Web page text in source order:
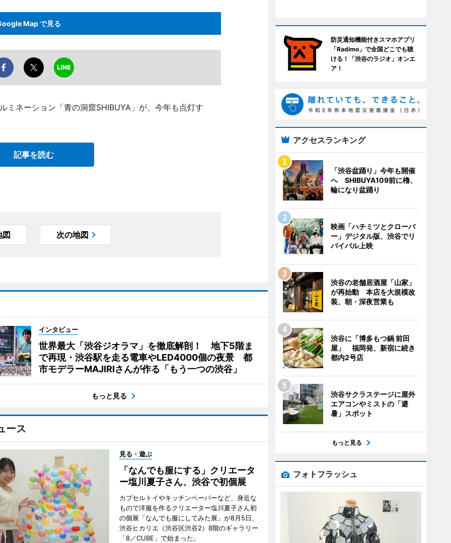
Map で見る
ミネーション「青の洞窟SHIBUYA」が、今年も点灯す
記事を読む
図 次の地図
インタビュー
世界最大「渋谷ジオラマ」を徹底解剖！ 地下5階ま
で再現・渋谷駅を走る電車やLED4000個の夜景 都
市モデラーMAJIRIさんが作る「もう一つの渋谷」
もっと見る
ース
見る・遊ぶ
「なんでも服にする」クリエータ
ー塩川夏子さん、渋谷で初個展
カプセルトイやキッチンペーパーなど、身近な
もので洋服を作るクリエーター塩川夏子さん初
の個展「なんでも服にしてみた展」が8月5日、
渋谷ヒカリエ（渋谷区渋谷2）8階のギャラリー
「8／CUBE」で始まった。
防災通知機能付きスマホアプリ
「Radimo」で全国どこでも聴
ける！「渋谷のラジオ」オンエ
ア！
アクセスランキング
「渋谷盆踊り」今年も開催
へ SHIBUYA109前に櫓、
輪になり盆踊り
映画「ハチミツとクローバ
ー」デジタル版、渋谷でリ
バイバル上映
渋谷の老舗居酒屋「山家」
が再始動 本店を大規模改
装、朝・深夜営業も
渋谷に「博多もつ鍋 前田
屋」 福岡発、新宿に続き
都内2号店
渋谷サクラステージに屋外
エアコンやミストの「避
暑」スポット
もっと見る
フォトフラッシュ